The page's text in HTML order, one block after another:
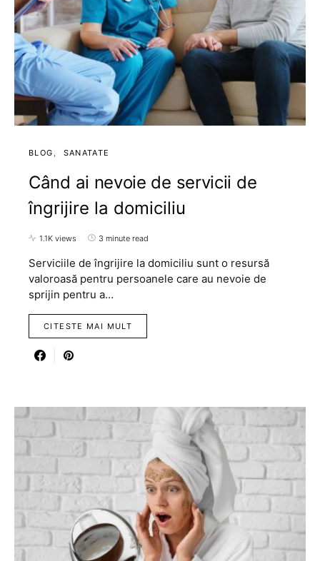
BLOG SANATATE
Când ai nevoie de servicii de
îngrijire la domiciliu
1.1K views 3 minute read
Serviciile de îngrijire la domiciliu sunt o resursă
valoroasă pentru persoanele care au nevoie de
sprijin pentru a…
CITESTE MAI MULT